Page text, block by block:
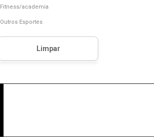
Fitness/academia
Outros Esportes